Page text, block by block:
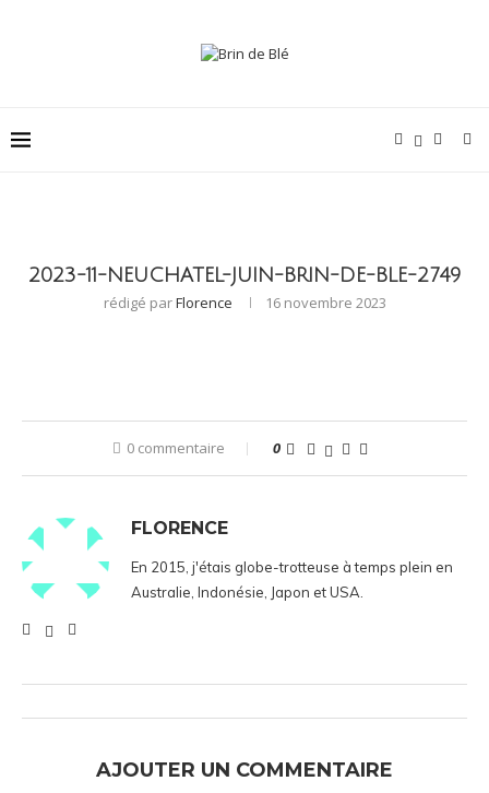
2023-11-NEUCHATEL-JUIN-BRIN-DE-BLE-2749
rédigé parFlorence 16 novembre 2023
0 commentaire 0
FLORENCE
En 2015, j'étais globe-trotteuse à temps plein en
Australie, Indonésie, Japon et USA.
AJOUTER UN COMMENTAIRE